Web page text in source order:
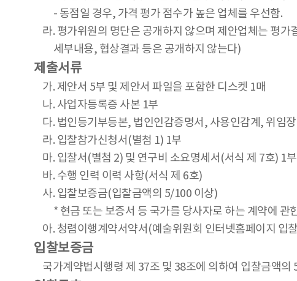
- 동점일 경우, 가격 평가 점수가 높은 업체를 우선함.
라. 평가위원의 명단은 공개하지 않으며 제안업체는 평
세부내용, 협상결과 등은 공개하지 않는다)
제출서류
가. 제안서 5부 및 제안서 파일을 포함한 디스켓 1매
나. 사업자등록증 사본 1부
다. 법인등기부등본, 법인인감증명서, 사용인감계, 위임
라. 입찰참가신청서(별첨 1) 1부
마. 입찰서(별첨 2) 및 연구비 소요명세서(서식 제 7호) 1
바. 수행 인력 이력 사항(서식 제 6호)
사. 입찰보증금(입찰금액의 5/100 이상)
* 현금 또는 보증서 등 국가를 당사자로 하는 계약에 관
아. 청렴이행계약서약서(예술위원회 인터넷홈페이지 입
입찰보증금
국가계약법시행령 제 37조 및 38조에 의하여 입찰금액의